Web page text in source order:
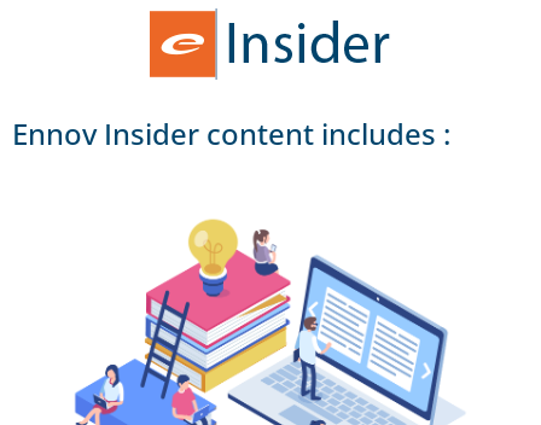
Ennov Insider content includes :